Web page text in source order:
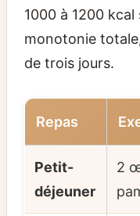
1000 à 1200
monotonie
de trois jours.
Repas
Petit-
déjeuner
2